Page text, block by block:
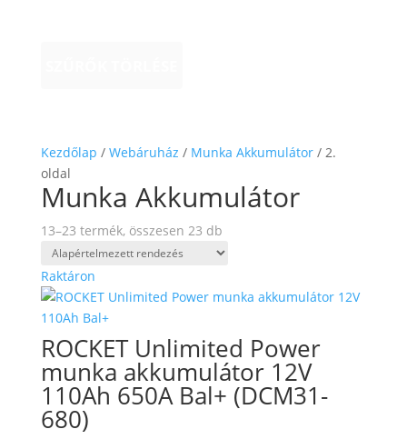
Kezdőlap / Webáruház / Munka Akkumulátor/ 2.
oldal
Munka Akkumulátor
13–23 termék, összesen 23 db
Raktáron
ROCKET Unlimited Power
munka akkumulátor 12V
110Ah 650A Bal+ (DCM31-
680)